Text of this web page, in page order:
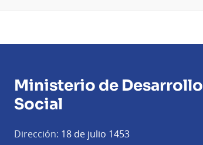
Ministerio de Desarrollo
Social
Dirección: 18 de julio 1453